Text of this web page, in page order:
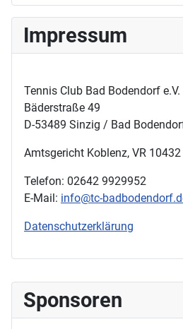
Sponsoren
Impressum
Tennis Club Bad Bodendorf e.V.
Bäderstraße 49
D-53489 Sinzig / Bad
Amtsgericht Koblenz, VR 10432
Telefon: 02642 9929952
E-Mail: info@tc-
Datenschutzerklärung